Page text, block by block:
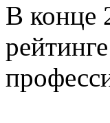
В конце